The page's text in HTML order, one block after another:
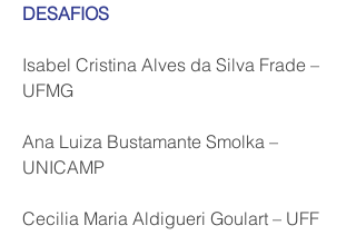
DESAFIOS
Isabel Cristina Alves da Silva Frade –
UFMG
Ana Luiza Bustamante Smolka –
UNICAMP
Cecilia Maria Aldigueri Goulart – UFF